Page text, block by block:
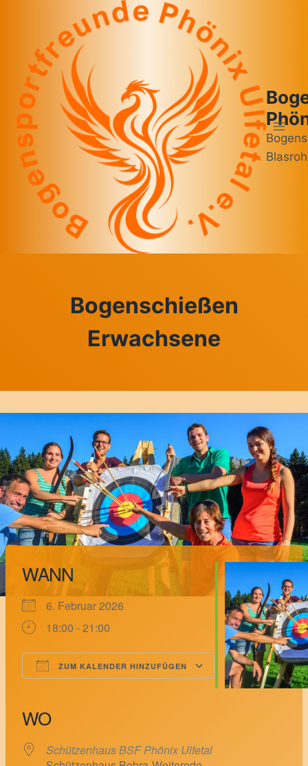
springen
Bogenschießen
Erwachsene
WANN
6. Februar 2026
18:00 - 21:00
ZUM KALENDER HINZUFÜGEN
Outlook Live
WO
Schützenhaus BSF Phönix Ulfetal